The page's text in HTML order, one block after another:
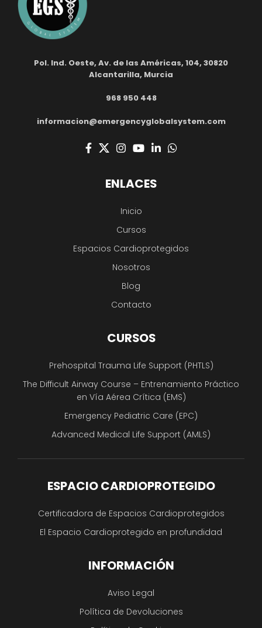
Pol. Ind. Oeste, Av. de las Américas, 104, 30820
Alcantarilla, Murcia
968 950 448
informacion@emergencyglobalsystem.com
ENLACES
Inicio
Cursos
Espacios Cardioprotegidos
Nosotros
Blog
Contacto
CURSOS
Prehospital Trauma Life Support (PHTLS)
The Difficult Airway Course – Entrenamiento Práctico
en Vía Aérea Crítica (EMS)
Emergency Pediatric Care (EPC)
Advanced Medical Life Support (AMLS)
ESPACIO CARDIOPROTEGIDO
Certificadora de Espacios Cardioprotegidos
El Espacio Cardioprotegido en profundidad
INFORMACIÓN
Aviso Legal
Política de Devoluciones